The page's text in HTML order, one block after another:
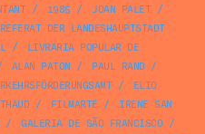
/ 1985 / JOAN PALET/
DER LANDESHAUPTSTADT
/
LIVRARIA POPULAR DE
ALAN PATON / PAUL RAND/
/
ELIO
/ FILMARTE /
IRENE SAN
/ GALERIA DE SÃO FRANCISCO/